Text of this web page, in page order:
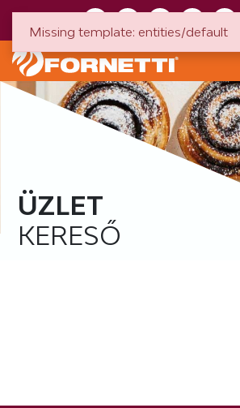
ÜZLET
KERESŐ
Missing template: entities/default